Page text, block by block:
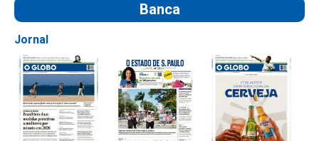
Banca
Jornal